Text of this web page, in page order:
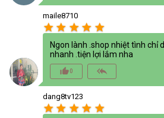
maile8710
star star star star star
Ngon lành .shop nhiệt tình chỉ
nhanh .tiện lợi lắm nha
thumb_up_alt0 reply_all
dang8tv123
star star star star star